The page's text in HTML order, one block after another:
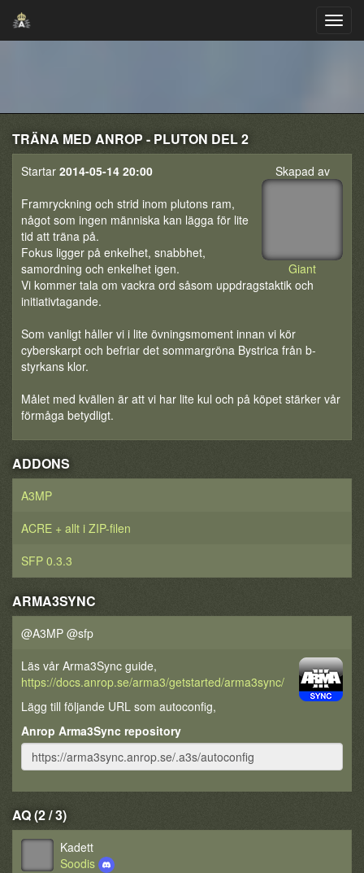
TRÄNA MED ANROP - PLUTON DEL 2
Skapad av
Giant
Startar 2014-05-14 20:00
Framryckning och strid inom plutons ram,
något som ingen människa kan lägga för lite
tid att träna på.
Fokus ligger på enkelhet, snabbhet,
samordning och enkelhet igen.
Vi kommer tala om vackra ord såsom uppdragstaktik och
initiativtagande.
Som vanligt håller vi i lite övningsmoment innan vi kör
cyberskarpt och befriar det sommargröna Bystrica från b-
styrkans klor.
Målet med kvällen är att vi har lite kul och på köpet stärker vår
förmåga betydligt.
ADDONS
A3MP
ACRE + allt i ZIP-filen
SFP 0.3.3
ARMA3SYNC
@A3MP @sfp
Läs vår Arma3Sync guide,
https://docs.anrop.se/arma3/getstarted/arma3sync/
Lägg till följande URL som autoconfig,
Anrop Arma3Sync repository
AQ (2 / 3)
Kadett
Soodis